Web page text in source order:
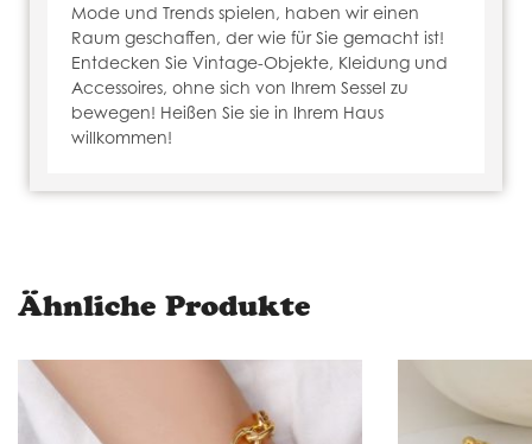
Mode und Trends spielen, haben wir einen
Raum geschaffen, der wie für Sie gemacht ist!
Entdecken Sie Vintage-Objekte, Kleidung und
Accessoires, ohne sich von Ihrem Sessel zu
bewegen! Heißen Sie sie in Ihrem Haus
willkommen!
Ähnliche Produkte